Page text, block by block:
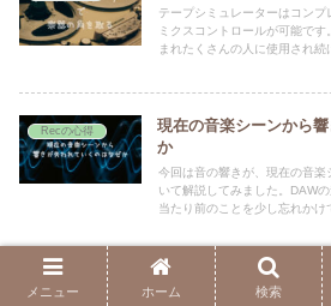
テープシミュレーターはコン
ミクスコントロールが可能で
まれたくさんの人に使用され続
Recの心得
現在の音楽シーンから
か
今回は音の響きが、現在の音楽
いて解説してみました。DAW
当たり前のことを少し忘れかけ
れません。
Mixの概念 Mix師のおこなう[ミッ
メニュー ホーム 検索